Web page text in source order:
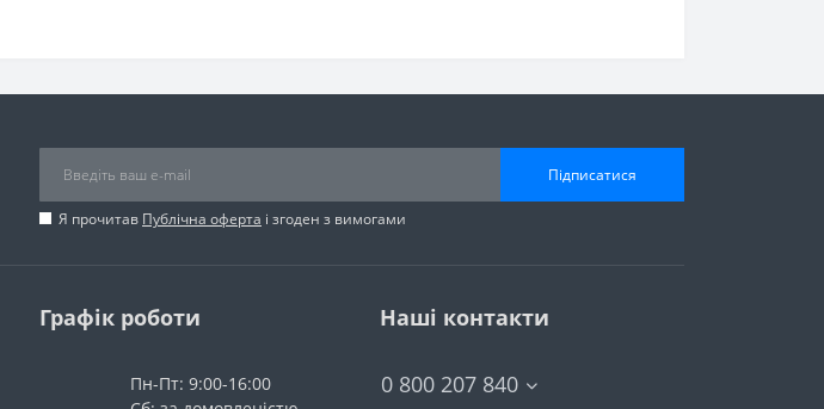
Підписатися
Я прочитав Публічна оферта і згоден з вимогами
Графік роботи
Пн-Пт: 9:00-16:00
Наші контакти
0 800 207 840